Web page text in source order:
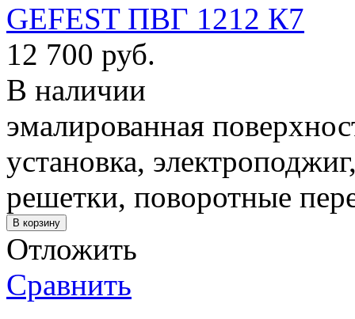
GEFEST ПВГ 1212 К7
12 700 руб.
В наличии
эмалированная
установка,
решетки, поворотные
Отложить
Сравнить